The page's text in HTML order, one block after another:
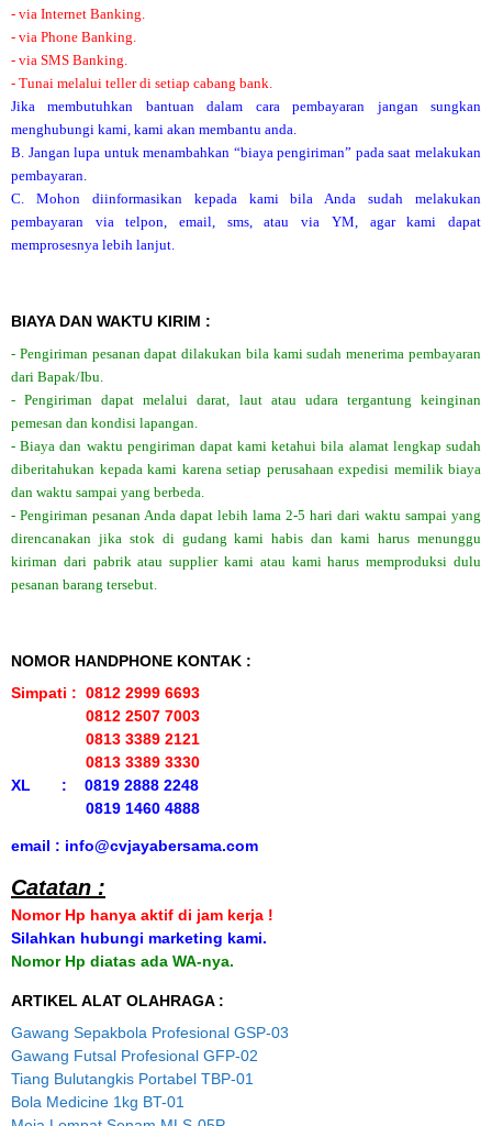
- via Internet Banking.
- via Phone Banking.
- via SMS Banking.
- Tunai melalui teller di setiap cabang bank.
Jika membutuhkan bantuan dalam cara pembayaran jangan sungkan
menghubungi kami, kami akan membantu anda.
B. Jangan lupa untuk menambahkan “biaya pengiriman” pada saat melakukan
pembayaran.
C. Mohon diinformasikan kepada kami bila Anda sudah melakukan
pembayaran via telpon, email, sms, atau via YM, agar kami dapat
memprosesnya lebih lanjut.
BIAYA DAN WAKTU KIRIM :
- Pengiriman pesanan dapat dilakukan bila kami sudah menerima pembayaran
dari Bapak/Ibu.
- Pengiriman dapat melalui darat, laut atau udara tergantung keinginan
pemesan dan kondisi lapangan.
- Biaya dan waktu pengiriman dapat kami ketahui bila alamat lengkap sudah
diberitahukan kepada kami karena setiap perusahaan expedisi memilik biaya
dan waktu sampai yang berbeda.
- Pengiriman pesanan Anda dapat lebih lama 2-5 hari dari waktu sampai yang
direncanakan jika stok di gudang kami habis dan kami harus menunggu
kiriman dari pabrik atau supplier kami atau kami harus memproduksi dulu
pesanan barang tersebut.
NOMOR HANDPHONE KONTAK :
Simpati : 0812 2999 6693
0812 2507 7003
0813 3389 2121
0813 3389 3330
XL : 0819 2888 2248
0819 1460 4888
email : info@cvjayabersama.com
Catatan :
Nomor Hp hanya aktif di jam kerja !
Silahkan hubungi marketing kami.
Nomor Hp diatas ada WA-nya.
ARTIKEL ALAT OLAHRAGA :
Gawang Sepakbola Profesional GSP-03
Gawang Futsal Profesional GFP-02
Tiang Bulutangkis Portabel TBP-01
Bola Medicine 1kg BT-01